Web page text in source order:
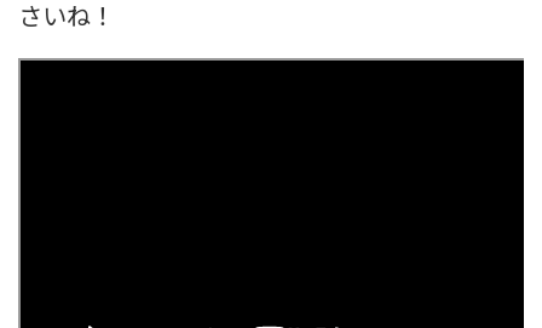
さいね！